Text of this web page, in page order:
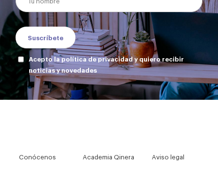
Acepto la política de privacidad y quiero recibir
noticias y novedades
Conócenos Academia Qinera Aviso legal